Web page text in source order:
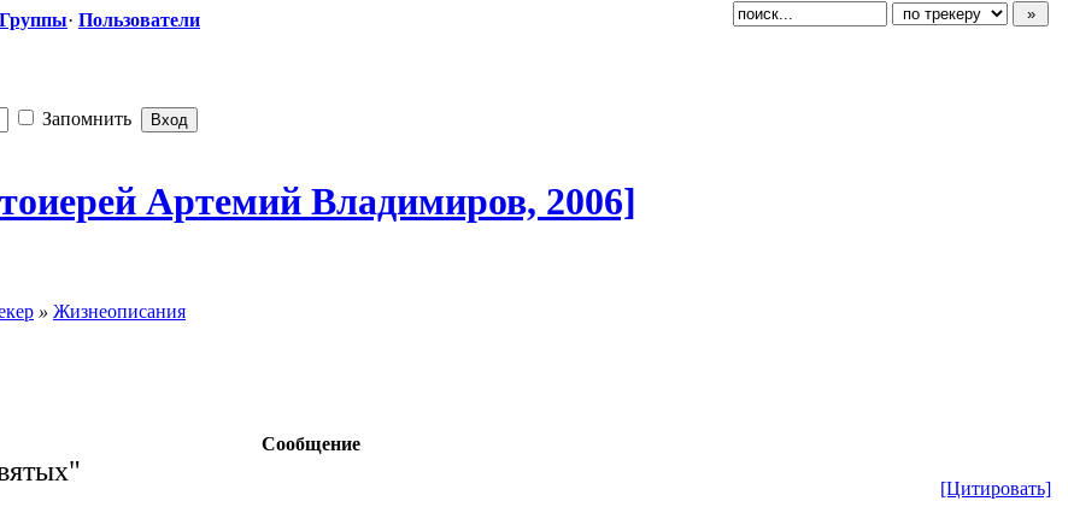
Группы· Пользователи
Запомнить
Артемий Владимиров, 2006]
» Жизнеописания
Сообщение
[Цитировать]